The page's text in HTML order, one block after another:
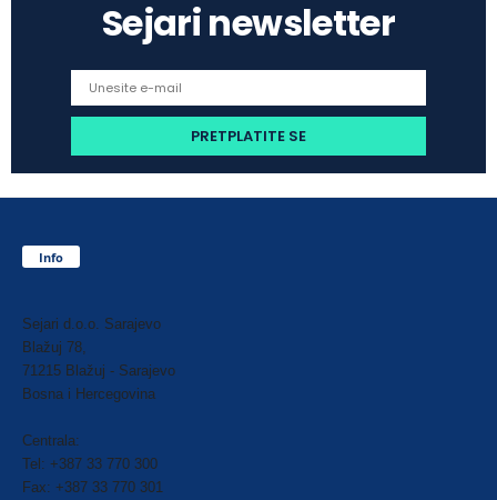
Sejari newsletter
Info
Sejari d.o.o. Sarajevo
Blažuj 78,
71215 Blažuj - Sarajevo
Bosna i Hercegovina
Centrala:
Tel: +387 33 770 300
Fax: +387 33 770 301